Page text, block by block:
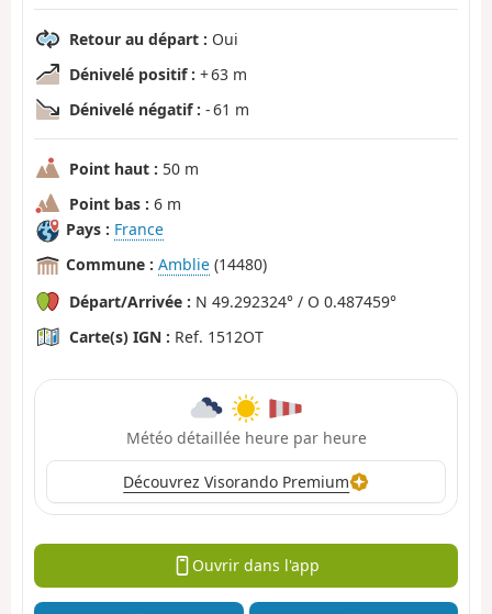
Retour au départ : Oui
Dénivelé positif : + 63 m
Dénivelé négatif : - 61 m
Point haut : 50 m
Point bas : 6 m
Pays : France
Commune : Amblie (14480)
Départ/Arrivée : N 49.292324° / O 0.487459°
Carte(s) IGN : Ref. 1512OT
Météo détaillée heure par heure
Découvrez Visorando Premium
Ouvrir dans l'app